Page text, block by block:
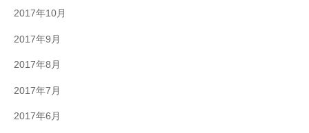
2017年10月
2017年9月
2017年8月
2017年7月
2017年6月